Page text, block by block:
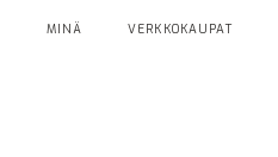
MINÄ VERKKOKAUPAT